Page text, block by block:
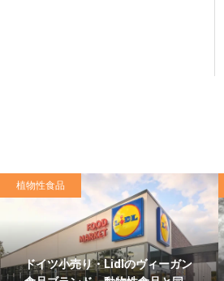
植物性食品
ドイツ小売り・Lidlのヴィーガン